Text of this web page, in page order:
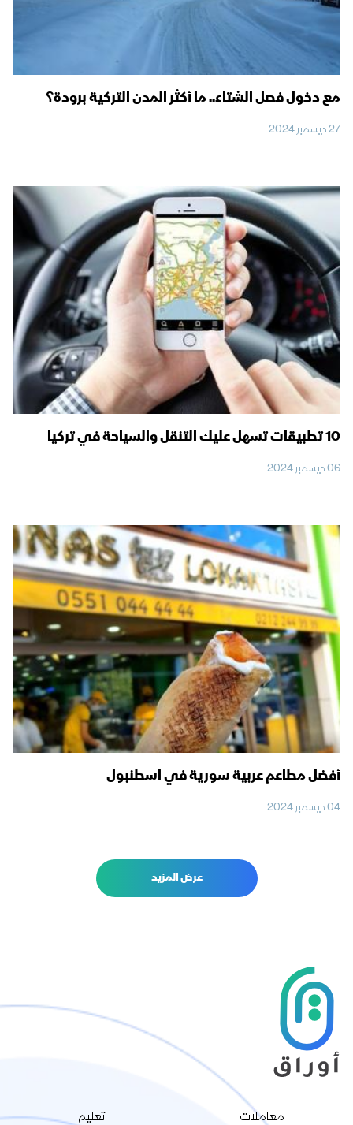
مع دخول فصل الشتاء.. ما أكثر المدن التركية برودة؟
27 ديسمبر 2024
10 تطبيقات تسهل عليك التنقل والسياحة في تركيا
06 ديسمبر 2024
أفضل مطاعم عربية سورية في اسطنبول
04 ديسمبر 2024
عرض المزيد
معاملات تعليم